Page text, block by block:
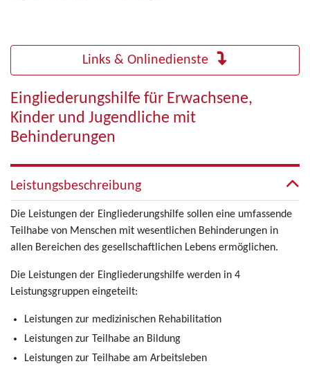
Links & Onlinedienste
Eingliederungshilfe für Erwachsene,
Kinder und Jugendliche mit
Behinderungen
Leistungsbeschreibung
Die Leistungen der Eingliederungshilfe sollen eine umfassende
Teilhabe von Menschen mit wesentlichen Behinderungen in
allen Bereichen des gesellschaftlichen Lebens ermöglichen.
Die Leistungen der Eingliederungshilfe werden in 4
Leistungsgruppen eingeteilt:
Leistungen zur medizinischen Rehabilitation
Leistungen zur Teilhabe an Bildung
Leistungen zur Teilhabe am Arbeitsleben